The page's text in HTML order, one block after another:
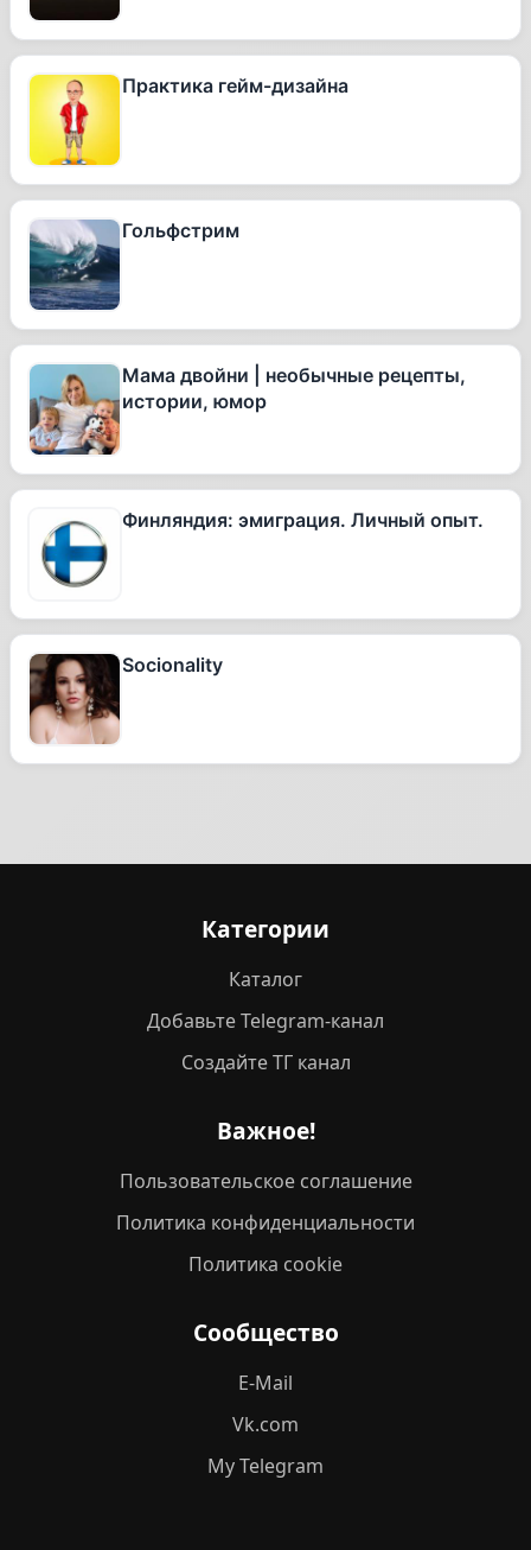
Практика гейм-дизайна
Гольфстрим
Мама двойни | необычные рецепты,
истории, юмор
Финляндия: эмиграция. Личный опыт.
Socionality
Категории
Каталог
Добавьте Telegram-канал
Создайте ТГ канал
Важное!
Пользовательское соглашение
Политика конфиденциальности
Политика cookie
Сообщество
E-Mail
Vk.com
My Telegram